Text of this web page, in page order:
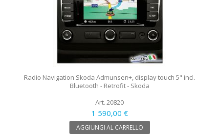
Radio Navigation Skoda Admunsen+, display touch 5" incl.
Bluetooth - Retrofit - Skoda
Art. 20820
1 590,00 €
AGGIUNGI AL CARRELLO